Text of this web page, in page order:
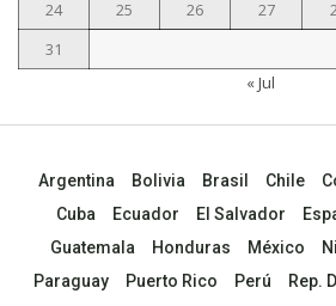
24
25 26 27
31
« Jul
Argentina Bolivia Brasil Chile
Cuba
Ecuador El Salvador
Guatemala
Honduras México
Paraguay
Puerto Rico Perú Rep.